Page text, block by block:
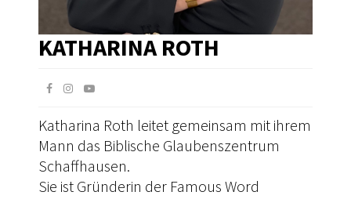
KATHARINA ROTH
Katharina Roth leitet gemeinsam mit ihrem
Mann das Biblische Glaubenszentrum
Schaffhausen.
Sie ist Gründerin der Famous Word